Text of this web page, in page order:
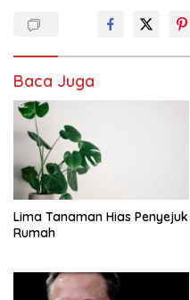
Baca Juga
Lima Tanaman Hias Penyejuk
Rumah